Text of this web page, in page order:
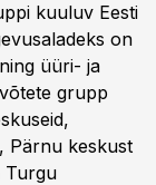
kuuluv Eesti
on
üüri- ja
grupp
Pärnu keskust
Turgu